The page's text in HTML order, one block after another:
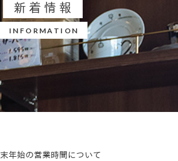
新着情報
INFORMATION
年始の営業時間について